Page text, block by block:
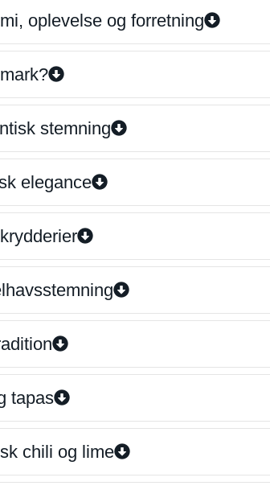
oplevelse og forretning
stemning
elegance
tapas
chili og lime